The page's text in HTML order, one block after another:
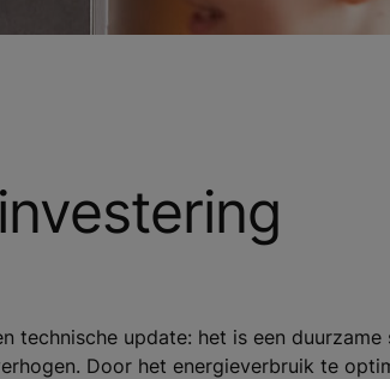
technische update: het is een
Door het energieverbruik te